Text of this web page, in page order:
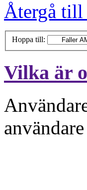
Återgå till
Hoppa till:
Vilka är